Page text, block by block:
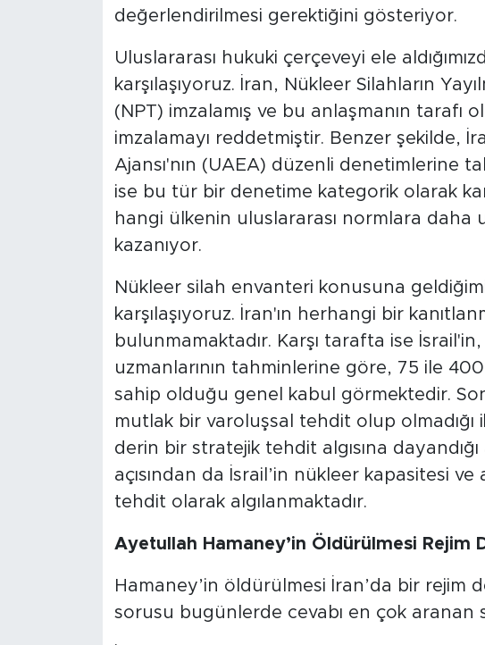
değerlendirilmesi gerektiğini gösteriyor.
Uluslararası hukuki çerçeveyi ele
karşılaşıyoruz. İran, Nükleer Silahların
(NPT) imzalamış ve bu anlaşmanın tarafı
imzalamayı reddetmiştir. Benzer şekilde,
Ajansı'nın (UAEA) düzenli denetimlerine
ise bu tür bir denetime kategorik olarak
hangi ülkenin uluslararası normlara
kazanıyor.
Nükleer silah envanteri konusuna
karşılaşıyoruz. İran'ın herhangi bir
bulunmamaktadır. Karşı tarafta ise
uzmanlarının tahminlerine göre, 75 ile
sahip olduğu genel kabul görmektedir.
mutlak bir varoluşsal tehdit olup olmadığı
derin bir stratejik tehdit algısına dayandığı
açısından da İsrail’in nükleer kapasitesi
tehdit olarak algılanmaktadır.
Ayetullah Hamaney’in Öldürülmesi Rejim
Hamaney’in öldürülmesi İran’da bir rejim
sorusu bugünlerde cevabı en çok aranan